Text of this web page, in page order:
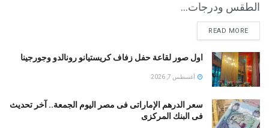
الطقس ودرجات...
READ MORE
اول صور لقاعة حفل زفاف كريستيانو رونالدو وجورجينا
أغسطس 7, 2026
سعر الدرهم الإماراتى فى مصر اليوم الجمعة.. آخر تحديث
فى البنك المركزى